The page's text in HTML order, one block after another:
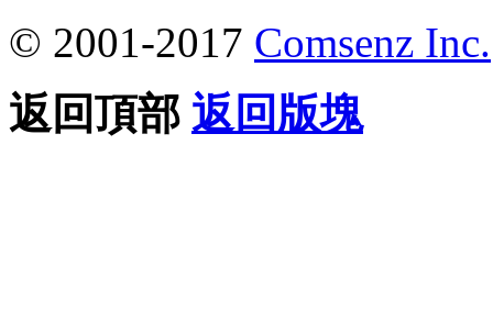
© 2001-2017 Comsenz Inc.
返回頂部 返回版塊